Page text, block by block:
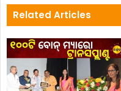
Related Articles